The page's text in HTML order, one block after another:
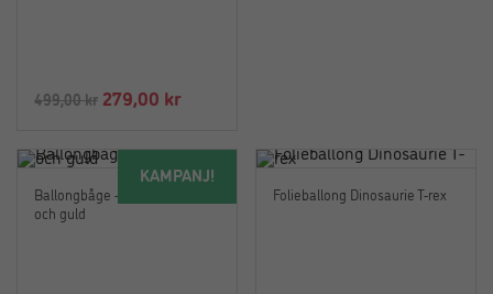
499,00kr Det
priset
499,00 kr.
279,00 krDet
priset
är:
279,00 kr.
KAMPANJ!
Ballongbåge – Marmor, blå
och guld
Folieballong Dinosaurie T-rex